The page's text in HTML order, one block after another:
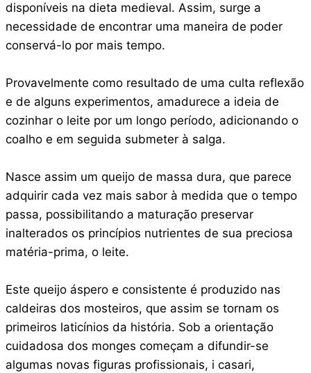
disponíveis na dieta medieval. Assim, surge a
necessidade de encontrar uma maneira de poder
conservá-lo por mais tempo.
Provavelmente como resultado de uma culta reflexão
e de alguns experimentos, amadurece a ideia de
cozinhar o leite por um longo período, adicionando o
coalho e em seguida submeter à salga.
Nasce assim um queijo de massa dura, que parece
adquirir cada vez mais sabor à medida que o tempo
passa, possibilitando a maturação preservar
inalterados os princípios nutrientes de sua preciosa
matéria-prima, o leite.
Este queijo áspero e consistente é produzido nas
caldeiras dos mosteiros, que assim se tornam os
primeiros laticínios da história. Sob a orientação
cuidadosa dos monges começam a difundir-se
algumas novas figuras profissionais, i casari,